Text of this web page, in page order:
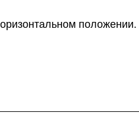
положении.